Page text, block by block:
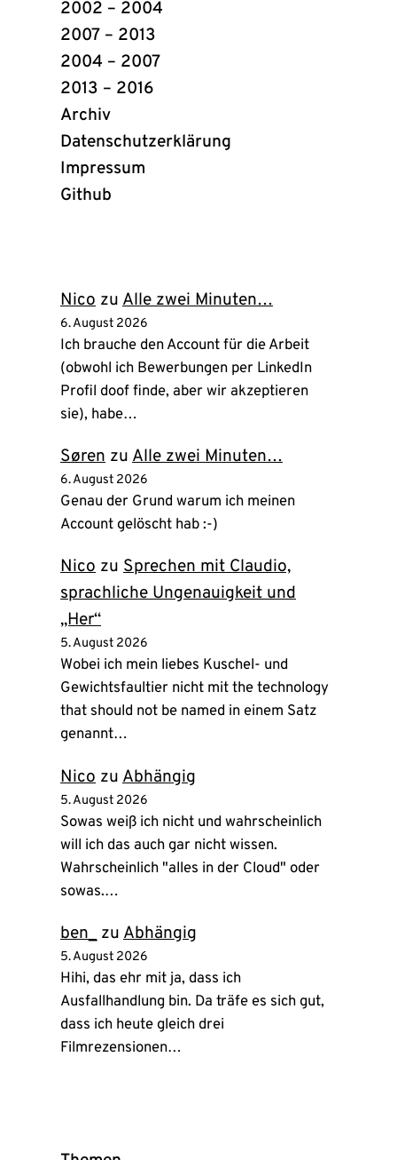
2002 – 2004
2007 – 2013
2004 – 2007
2013 – 2016
Archiv
Datenschutzerklärung
Impressum
Github
Nico zu Alle zwei Minuten…
6. August 2026
Ich brauche den Account für die Arbeit
(obwohl ich Bewerbungen per LinkedIn
Profil doof finde, aber wir akzeptieren
sie), habe…
Søren zu Alle zwei Minuten…
6. August 2026
Genau der Grund warum ich meinen
Account gelöscht hab :-)
Nico zu Sprechen mit Claudio,
sprachliche Ungenauigkeit und
„Her“
5. August 2026
Wobei ich mein liebes Kuschel- und
Gewichtsfaultier nicht mit the technology
that should not be named in einem Satz
genannt…
Nico zu Abhängig
5. August 2026
Sowas weiß ich nicht und wahrscheinlich
will ich das auch gar nicht wissen.
Wahrscheinlich "alles in der Cloud" oder
sowas.…
ben_zu Abhängig
5. August 2026
Hihi, das ehr mit ja, dass ich
Ausfallhandlung bin. Da träfe es sich gut,
dass ich heute gleich drei
Filmrezensionen…